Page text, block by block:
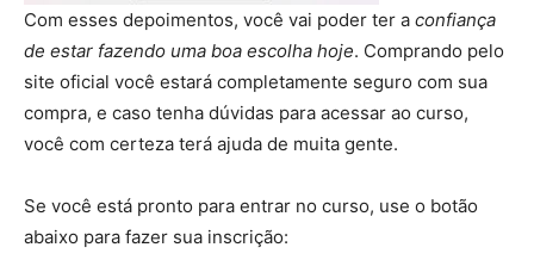
Com esses depoimentos, você vai poder ter a confiança
de estar fazendo uma boa escolha hoje. Comprando pelo
site oficial você estará completamente seguro com sua
compra, e caso tenha dúvidas para acessar ao curso,
você com certeza terá ajuda de muita gente.
Se você está pronto para entrar no curso, use o botão
abaixo para fazer sua inscrição: